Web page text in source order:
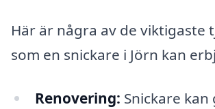
Här är några av de viktigaste
som en snickare i Jörn kan
Renovering: Snickare